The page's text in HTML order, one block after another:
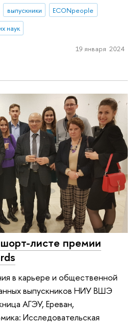
выпускники
ECONpeople
наук
19 января 2024
листе премии
в карьере и общественной
выпускников НИУ ВШЭ
АГЭУ, Ереван,
Исследовательская